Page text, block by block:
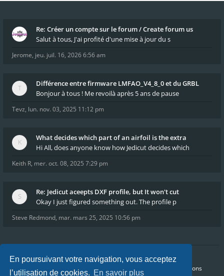
En poursuivant votre navigation, vous acceptez
l’utilisation de cookies. En savoir plus
Re: Créer un compte sur le forum / Create forum us
Salut à tous, J'ai profité d'une mise à jour du s
Jerome, jeu. juil. 16, 2026 6:56 am
Différence entre firmware LMFAO_V4_8_0 et du GRBL
Bonjour à tous ! Me revoilà après 5 ans de pause
Tevz, lun. nov. 03, 2025 11:12 pm
What decides which part of an airfoil is the extra
Hi All, does anyone know how Jedicut decides which
Keith R, mer. oct. 08, 2025 7:29 pm
Re: Jedicut aceepts DXF profile, but It won't cut
Okay I just figured something out. The profile p
Steve Redmond, mar. mars 25, 2025 10:56 pm
Accueil Index du forum Confidentialité Conditions